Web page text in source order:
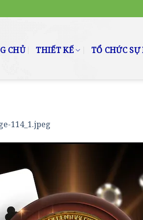
CHỦ THIẾT KẾ TỔ CHỨC
114_1.jpeg